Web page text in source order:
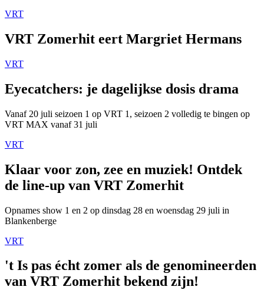
VRT
VRT Zomerhit eert Margriet Hermans
VRT
Eyecatchers: je dagelijkse dosis drama
Vanaf 20 juli seizoen 1 op VRT 1, seizoen 2 volledig te bingen op
VRT MAX vanaf 31 juli
VRT
Klaar voor zon, zee en muziek! Ontdek
de line-up van VRT Zomerhit
Opnames show 1 en 2 op dinsdag 28 en woensdag 29 juli in
Blankenberge
VRT
't Is pas écht zomer als de genomineerden
van VRT Zomerhit bekend zijn!